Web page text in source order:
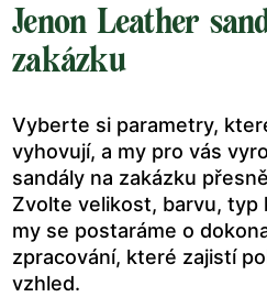
Jenon Leather
zakázku
Vyberte si parametry,
vyhovují, a my pro vás
sandály na zakázku
Zvolte velikost, barvu, typ
my se postaráme o
zpracování, které zajistí
vzhled.